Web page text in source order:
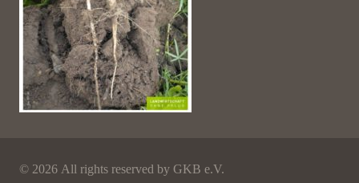
©2026 All rights reserved by GKB e.V.